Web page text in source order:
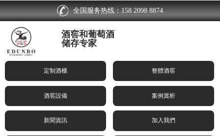
全国服务热线：158 2098 8874
酒窖和葡萄酒
储存专家
定制酒櫃 整體酒窖
酒窖設備 案例賞析
新聞資訊 加入我們